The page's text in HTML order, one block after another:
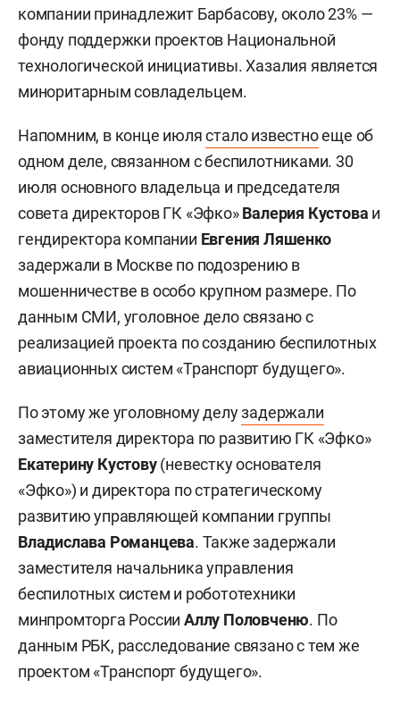
компании принадлежит Барбасову, около 23% —
фонду поддержки проектов Национальной
технологической инициативы. Хазалия является
миноритарным совладельцем.
Напомним, в конце июлястало известноеще об
одном деле, связанном с беспилотниками. 30
июля основного владельца и председателя
совета директоров ГК «Эфко»Валерия Кустова и
гендиректора компании Евгения Ляшенко
задержали в Москве по подозрению в
мошенничестве в особо крупном размере. По
данным СМИ, уголовное дело связано с
реализацией проекта по созданию беспилотных
авиационных систем «Транспорт будущего».
По этому же уголовному делузадержали
заместителя директора по развитию ГК «Эфко»
Екатерину Кустову(невестку основателя
«Эфко») и директора по стратегическому
развитию управляющей компании группы
Владислава Романцева. Также задержали
заместителя начальника управления
беспилотных систем и робототехники
минпромторга РоссииАллу Половченю. По
данным РБК, расследование связано с тем же
проектом «Транспорт будущего».